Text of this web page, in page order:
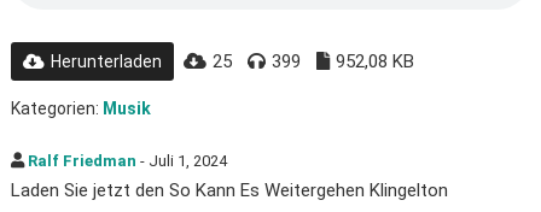
Herunterladen 25 399 952,08 KB
Kategorien: Musik
Ralf Friedman - Juli 1, 2024
Laden Sie jetzt den So Kann Es Weitergehen Klingelton